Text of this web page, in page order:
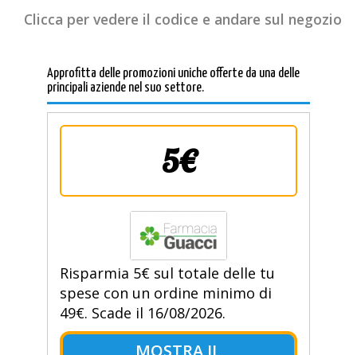
Clicca per vedere il codice e andare sul negozio
Approfitta delle promozioni uniche offerte da una delle
principali aziende nel suo settore.
5€
Risparmia 5€ sul totale delle tu
spese con un ordine minimo di
49€. Scade il 16/08/2026.